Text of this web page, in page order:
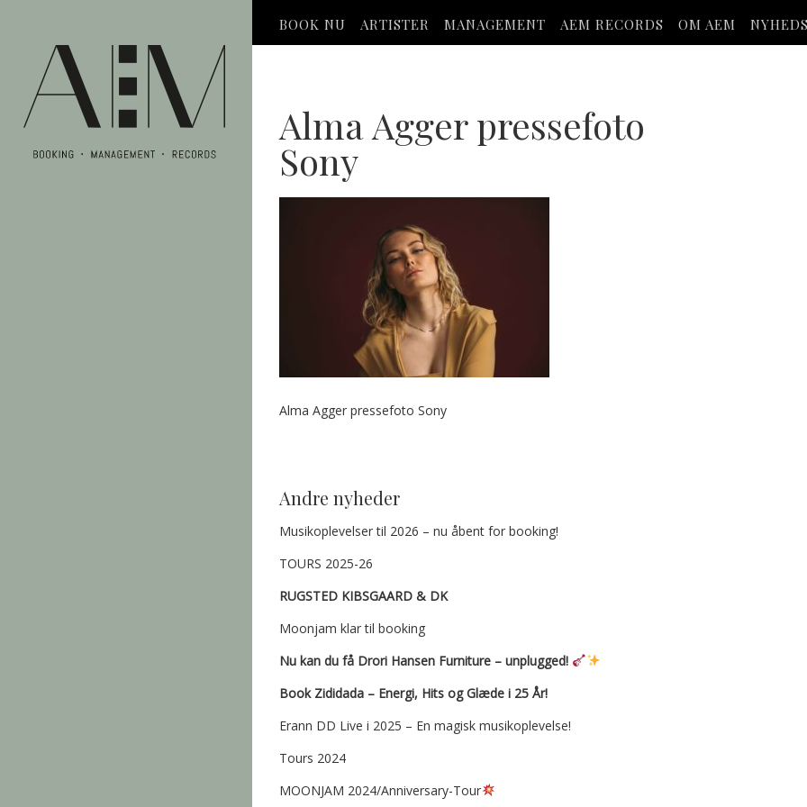
BOOK NU ARTISTER MANAGEMENT AEM RECORDS OM AEM
Alma Agger pressefoto
Sony
Alma Agger pressefoto Sony
Andre nyheder
Musikoplevelser til 2026 – nu åbent for booking!
TOURS 2025-26
RUGSTED KIBSGAARD & DK
Moonjam klar til booking
Nu kan du få Drori Hansen Furniture – unplugged!
Book Zididada – Energi, Hits og Glæde i 25 År!
Erann DD Live i 2025 – En magisk musikoplevelse!
Tours 2024
MOONJAM 2024/Anniversary-Tour